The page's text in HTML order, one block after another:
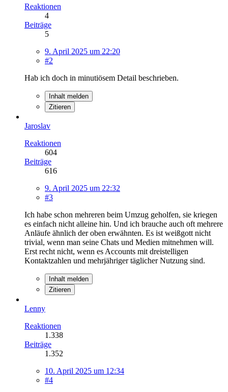
Reaktionen
4
Beiträge
5
9. April 2025 um 22:20
#2
Hab ich doch in minutiösem Detail beschrieben.
Inhalt melden
Zitieren
Jaroslav
Reaktionen
604
Beiträge
616
9. April 2025 um 22:32
#3
Ich habe schon mehreren beim Umzug geholfen, sie kriegen
es einfach nicht alleine hin. Und ich brauche auch oft mehrere
Anläufe ähnlich der oben erwähnten. Es ist weißgott nicht
trivial, wenn man seine Chats und Medien mitnehmen will.
Erst recht nicht, wenn es Accounts mit dreistelligen
Kontaktzahlen und mehrjähriger täglicher Nutzung sind.
Inhalt melden
Zitieren
Lenny
Reaktionen
1.338
Beiträge
1.352
10. April 2025 um 12:34
#4